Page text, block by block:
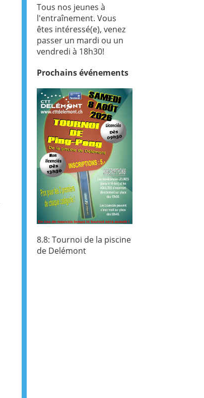
Tous nos jeunes à
l'entraînement. Vous
êtes intéressé(e), venez
passer un mardi ou un
vendredi à 18h30!
Prochainsévénements
8.8: Tournoi de la piscine
de Delémont